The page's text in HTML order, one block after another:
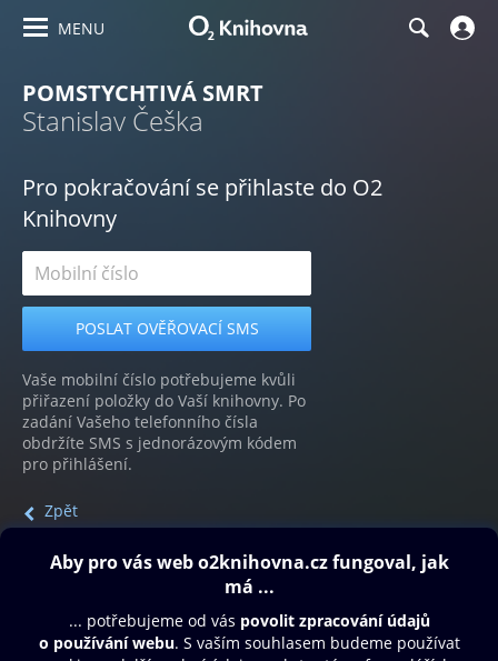
MENU
POMSTYCHTIVÁ SMRT
Stanislav Češka
Pro pokračování se přihlaste do O2
Knihovny
Vaše mobilní číslo potřebujeme kvůli
přiřazení položky do Vaší knihovny. Po
zadání Vašeho telefonního čísla
obdržíte SMS s jednorázovým kódem
pro přihlášení.
Zpět
Obsah ke stažení